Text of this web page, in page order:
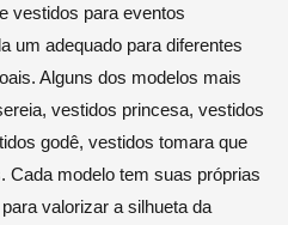
vestidos para eventos
um adequado para diferentes
Alguns dos modelos mais
vestidos princesa, vestidos
godê, vestidos tomara que
Cada modelo tem suas próprias
valorizar a silhueta da